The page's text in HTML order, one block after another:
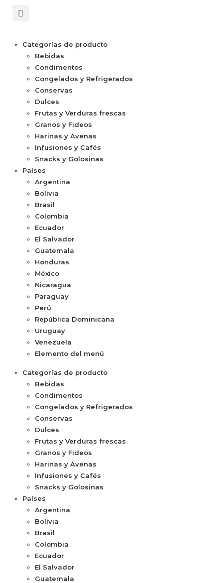
Categorías de producto
Bebidas
Condimentos
Congelados y Refrigerados
Conservas
Dulces
Frutas y Verduras frescas
Granos y Fideos
Harinas y Avenas
Infusiones y Cafés
Snacks y Golosinas
Países
Argentina
Bolivia
Brasil
Colombia
Ecuador
El Salvador
Guatemala
Honduras
México
Nicaragua
Paraguay
Perú
República Dominicana
Uruguay
Venezuela
Elemento del menú
Categorías de producto
Bebidas
Condimentos
Congelados y Refrigerados
Conservas
Dulces
Frutas y Verduras frescas
Granos y Fideos
Harinas y Avenas
Infusiones y Cafés
Snacks y Golosinas
Países
Argentina
Bolivia
Brasil
Colombia
Ecuador
El Salvador
Guatemala